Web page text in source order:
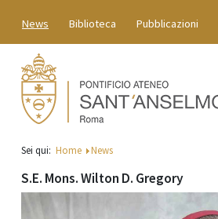
News Biblioteca Pubblicazioni
Sei qui: Home News
S.E. Mons. Wilton D. Gregory